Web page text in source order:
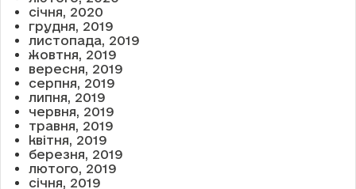
січня, 2020
грудня, 2019
листопада, 2019
жовтня, 2019
вересня, 2019
серпня, 2019
липня, 2019
червня, 2019
травня, 2019
квітня, 2019
березня, 2019
лютого, 2019
січня, 2019